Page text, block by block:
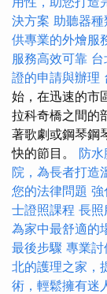
決方案 助聽器
供專業的外燴服
服務高效可靠
證的申請與辦理
始，在迅速的市
拉科奇橋之間的
著歌劇或鋼琴鋼
快的節目。 防
院，為長者打造
您的法律問題 強
士證照課程 長照
為家中最舒適的
最後步驟 專業討
北的護理之家，
術，輕鬆擁有迷